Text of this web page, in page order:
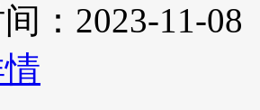
：2023-11-08